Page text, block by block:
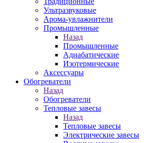
Ультразвуковые
Арома-увлажнители
Промышленныe
Назад
Промышленныe
Адиабатические
Изотермические
Аксессуары
Обогреватели
Назад
Обогреватели
Тепловые завесы
Назад
Тепловые завесы
Электрические завесы